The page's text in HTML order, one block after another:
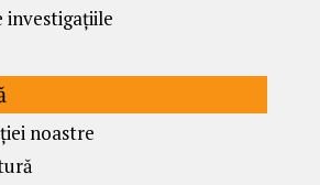
investigațiile
noastre